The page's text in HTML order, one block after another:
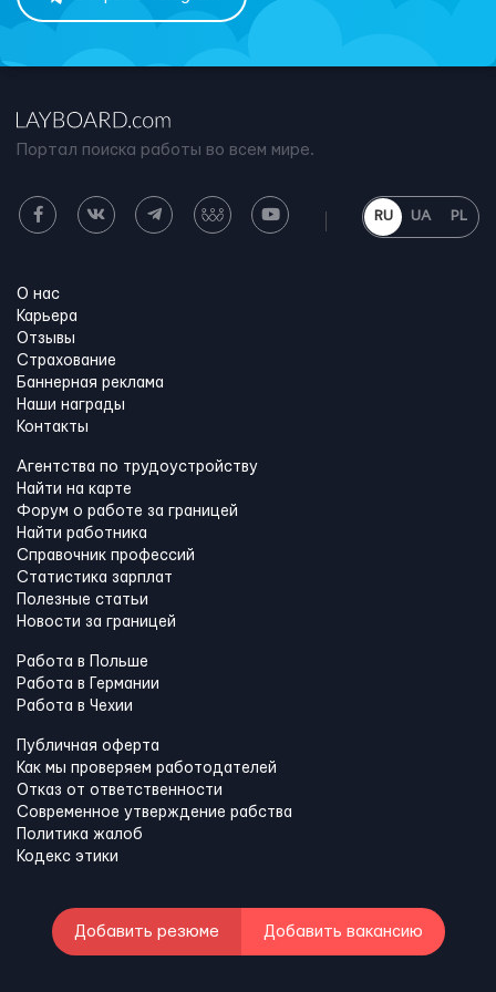
Портал поиска работы во всем мире.
RU UA PL
О нас
Карьера
Отзывы
Страхование
Баннерная реклама
Наши награды
Контакты
Агентства по трудоустройству
Найти на карте
Форум о работе за границей
Найти работника
Справочник профессий
Статистика зарплат
Полезные статьи
Новости за границей
Работа в Польше
Работа в Германии
Работа в Чехии
Публичная оферта
Как мы проверяем работодателей
Отказ от ответственности
Современное утверждение рабства
Политика жалоб
Кодекс этики
Добавить резюме Добавить вакансию